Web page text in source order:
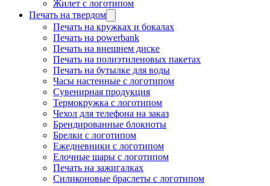
Жилет с логотипом
Печать на твердом
Печать на кружках и бокалах
Печать на powerbank
Печать на внешнем диске
Печать на полиэтиленовых пакетах
Печать на бутылке для воды
Часы настенные с логотипом
Сувенирная продукция
Термокружка с логотипом
Чехол для телефона на заказ
Брендированные блокноты
Брелки с логотипом
Ежедневники с логотипом
Елочные шары с логотипом
Печать на зажигалках
Силиконовые браслеты с логотипом